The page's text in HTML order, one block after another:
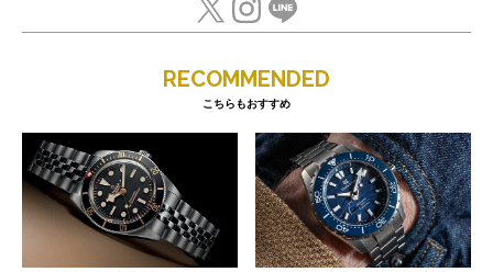
RECOMMENDED
こちらもおすすめ